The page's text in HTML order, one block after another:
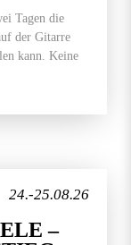
Tagen die
der Gitarre
kann. Keine
24.-25.08.26
–